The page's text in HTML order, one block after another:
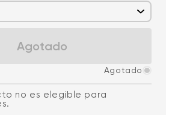
Smart Detections &
Subscriber Discount
Agotado
Agotado
no es elegible para